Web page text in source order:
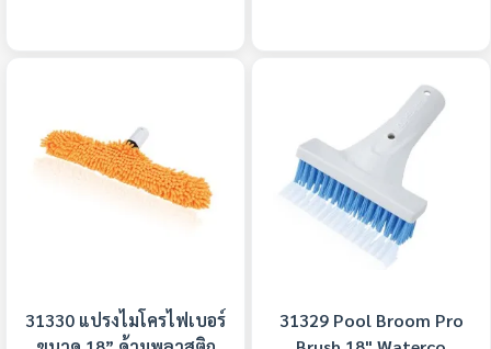
31330 แปรงไมโครไฟเบอร์
31329 Pool Broom Pro